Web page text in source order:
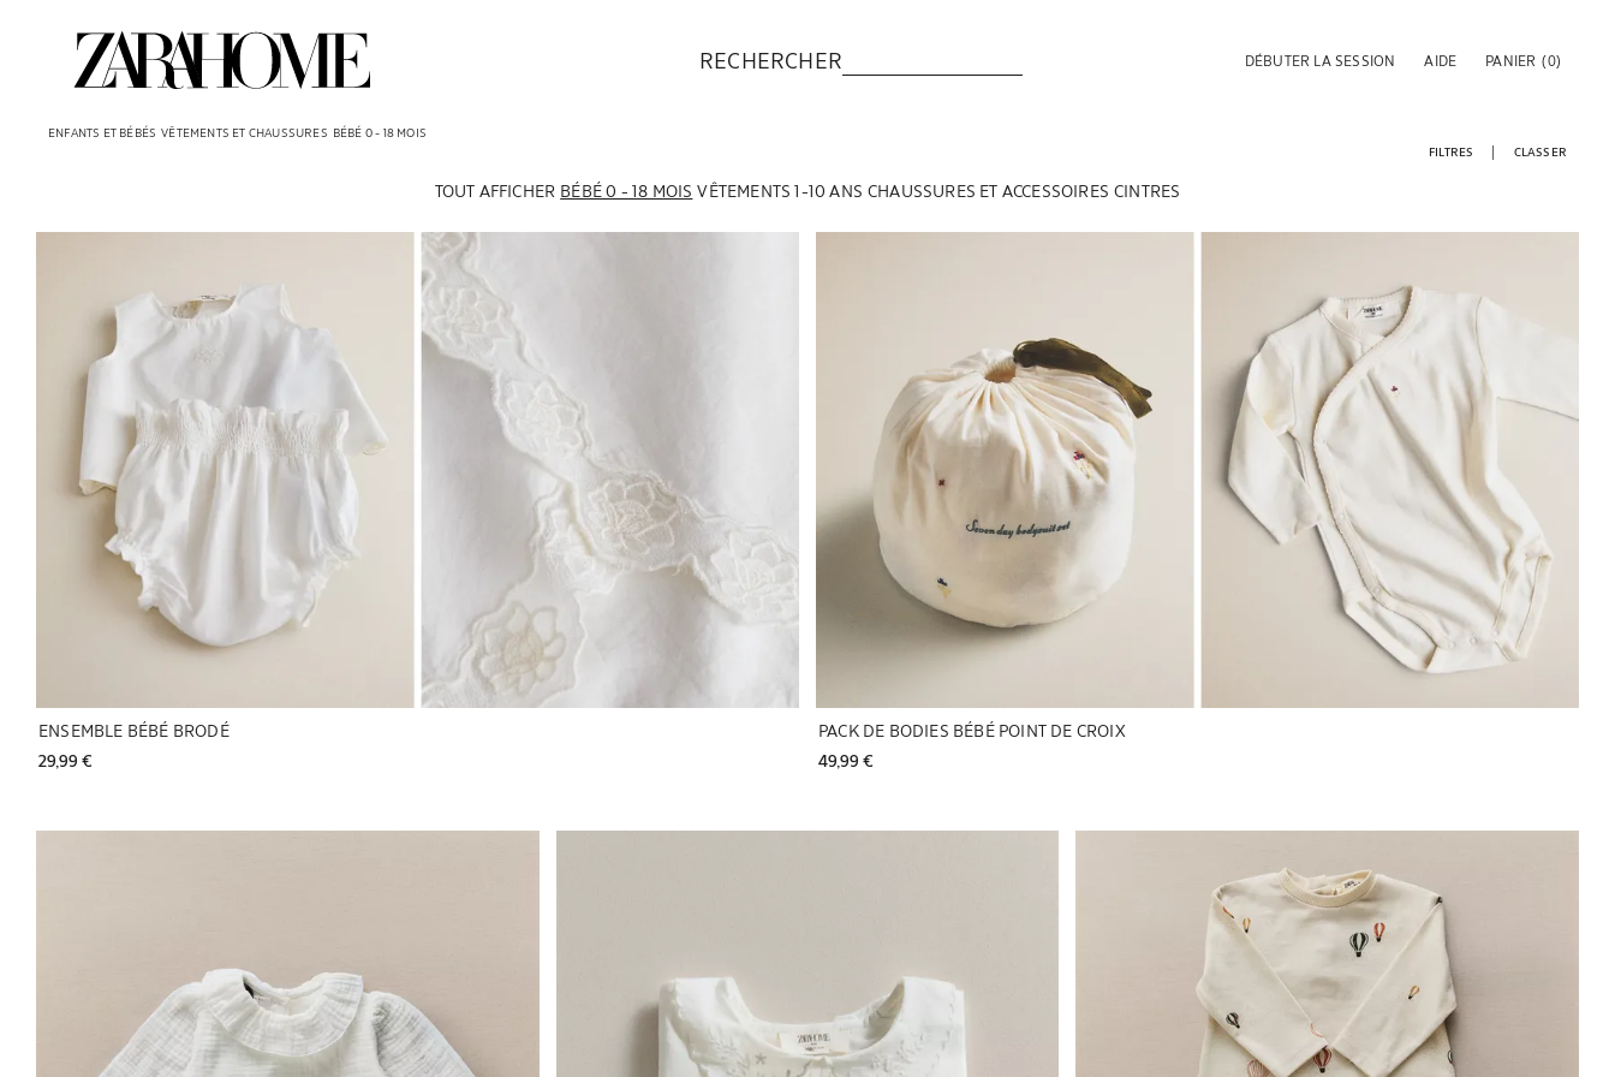
RECHERCHER DÉBUTER LA SESSION AIDE PANIER (0)
ENFANTS ET BÉBÉS VÊTEMENTS ET CHAUSSURES BÉBÉ 0 - 18 MOIS
TOUT AFFICHER BÉBÉ 0 - 18 MOIS VÊTEMENTS 1-10 ANS CHAUSSURES ET ACCESSOIRES CINTRES
FILTRES CLASSER
ENSEMBLE BÉBÉ BRODÉ
29,99 €
PACK DE BODIES BÉBÉ POINT DE CROIX
49,99 €
Image changée en 1 de 6 Image changée en 1 de 5 Image changée en 1 de 5